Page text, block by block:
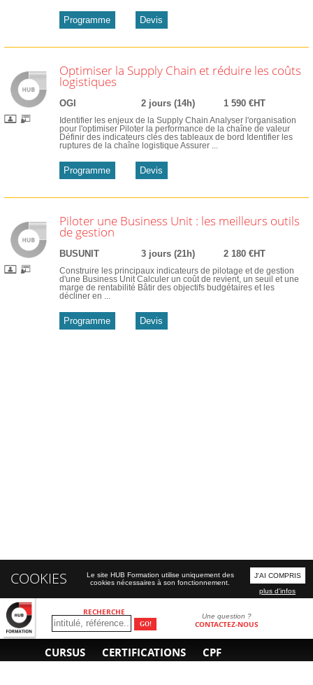
RECHERCHE Une question ?
CONTACTEZ-NOUS
CURSUS CERTIFICATIONS CPF
Programme Devis
Optimiser la Supply Chain et réduire les coûts
logistiques
OGI 2 jours (14h) 1 590 €HT
Identifier les enjeux de la Supply Chain Analyser l'organisation
pour l'optimiser Piloter la performance de la chaîne de valeur
Définir des indicateurs clés des tableaux de bord Identifier les
ruptures de la chaîne logistique Assurer ...
Programme Devis
Piloter une Business Unit : les meilleurs outils
de gestion
BUSUNIT 3 jours (21h) 2 180 €HT
Construire les principaux indicateurs de pilotage et de gestion
d'une Business Unit Calculer un coût de revient, un seuil et une
marge de rentabilité Bâtir des objectifs budgétaires et les
décliner en ...
Programme Devis
COOKIES
Le site HUB Formation utilise uniquement des
cookies nécessaires à son fonctionnement.
J'AI COMPRIS
plus d'infos